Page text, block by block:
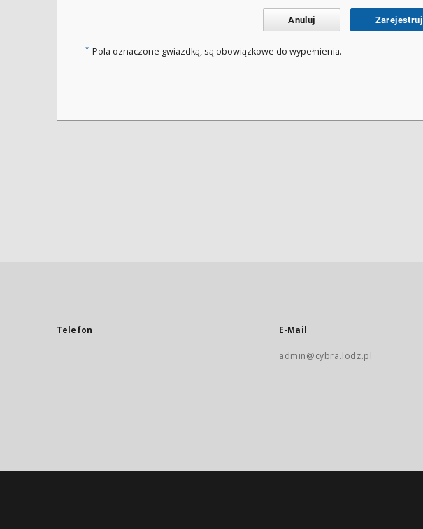
Anuluj Zarejestruj
* Pola oznaczone gwiazdką, są obowiązkowe do wypełnienia.
Telefon E-Mail
admin@cybra.lodz.pl